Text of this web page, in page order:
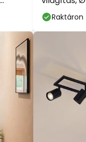
Raktáron